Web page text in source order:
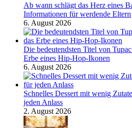
Ab wann schlägt das Herz eines
Informationen für werdende Eltern
6. August 2026
Die bedeutendsten Titel von
Erbe eines Hip-Hop-Ikonen
6. August 2026
Schnelles Dessert mit wenig
jeden Anlass
2. August 2026